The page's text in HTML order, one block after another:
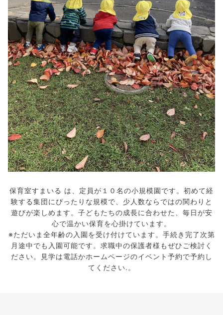
保育室すまいる は、定員が１０名の小規模園です。初めて経
験する集団にぴったりな規模で、少人数ならではの関わりと
遊びが楽しめます。子どもたちの成長に合わせた、毎日が安
心で温かい保育を心掛けています。
※ただいま全年齢の入園を受け付けています。手続き完了次第
月途中でも入園可能です。求職中の保護者様もぜひご検討く
ださい。見学は電話かホームページのイベント予約で予約し
てください.。